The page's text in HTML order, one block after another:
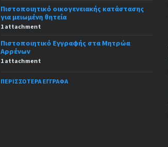
Πιστοποιητικό οικογενειακής κατάστασης
για μειωμένη θητεία
1 attachment
Πιστοποιητικό Εγγραφής στα Μητρώα
Αρρένων
1 attachment
ΠΕΡΙΣΣΌΤΕΡΑ ΈΓΓΡΑΦΑ